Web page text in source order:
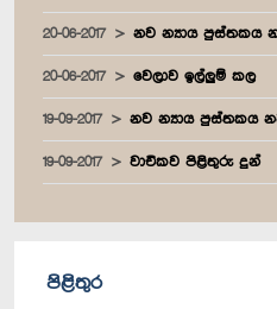
20-06-2017 නව න්‍යාය පුස්තකය
20-06-2017 වෙලාව ඉල්ලුම් කල
19-09-2017 නව න්‍යාය පුස්තකය
19-09-2017 වාචිකව පිළිතුරු දුන්
පිළිතුර